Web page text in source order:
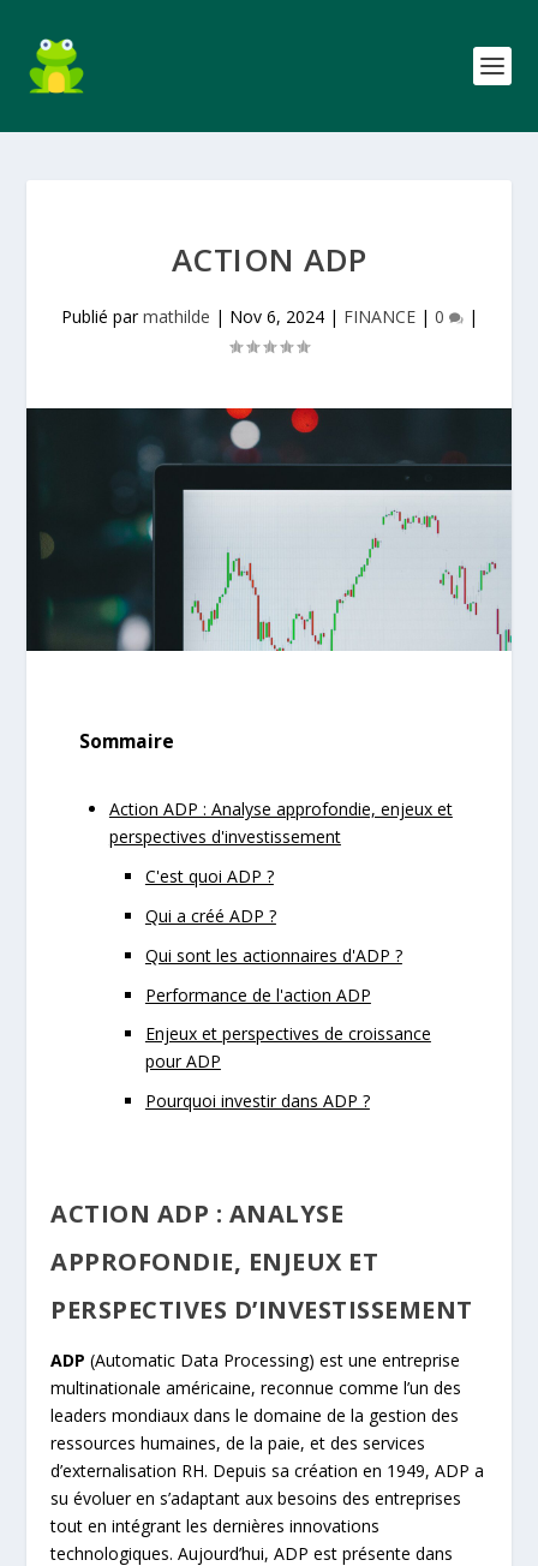
ACTION ADP
Publié parmathilde | Nov 6, 2024| FINANCE| 0 |
Sommaire
Action ADP : Analyse approfondie, enjeux et
perspectives d'investissement
C'est quoi ADP ?
Qui a créé ADP ?
Qui sont les actionnaires d'ADP ?
Performance de l'action ADP
Enjeux et perspectives de croissance
pour ADP
Pourquoi investir dans ADP ?
ACTION ADP : ANALYSE
APPROFONDIE, ENJEUX ET
PERSPECTIVES D’INVESTISSEMENT
ADP (Automatic Data Processing) est une entreprise
multinationale américaine, reconnue comme l’un des
leaders mondiaux dans le domaine de la gestion des
ressources humaines, de la paie, et des services
d’externalisation RH. Depuis sa création en 1949, ADP a
su évoluer en s’adaptant aux besoins des entreprises
tout en intégrant les dernières innovations
technologiques. Aujourd’hui, ADP est présente dans